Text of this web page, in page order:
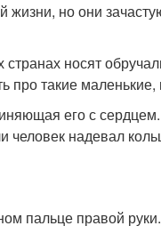
жизни, но они
носят
про такие
его с
человек надевал
пальце правой руки.